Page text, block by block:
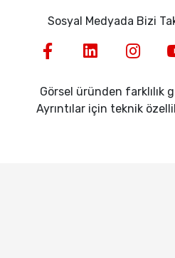
Sosyal Medyada Bizi
Görsel üründen farklılık
Ayrıntılar için teknik